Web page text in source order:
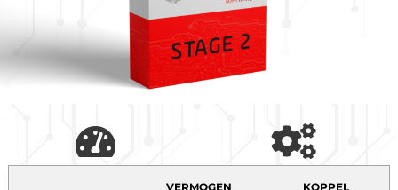
VERMOGEN KOPPEL